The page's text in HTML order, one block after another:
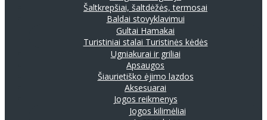
Šaltkrepšiai, šaltdėžės, termosai
Baldai stovyklavimui
Gultai Hamakai
Turistiniai stalai Turistinės kėdės
Ugniakurai ir griliai
Apsaugos
Šiaurietiško ėjimo lazdos
Aksesuarai
Jogos reikmenys
Jogos kilimėliai